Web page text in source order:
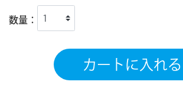
数量：